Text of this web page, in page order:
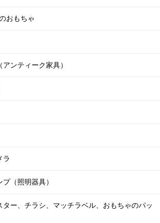
おもちゃ
ンティーク家具）
ラ
（照明器具）
ター、チラシ、マッチラベル、おもちゃのパッ